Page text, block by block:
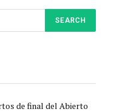
de final del Abierto